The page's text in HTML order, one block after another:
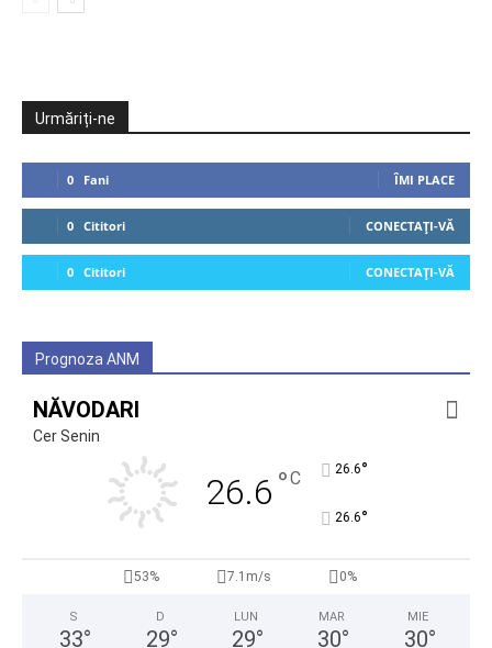
Urmăriți-ne
0 Fani ÎMI PLACE
0 Cititori CONECTAȚI-VĂ
0 Cititori CONECTAȚI-VĂ
Prognoza ANM
NĂVODARI
Cer Senin
26.6 °C 26.6°
26.6°
53% 7.1m/s 0%
S
33°
D
29°
LUN
29°
MAR
30°
MIE
30°